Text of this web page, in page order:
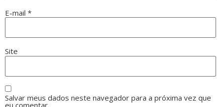
E-mail *
Site
Salvar meus dados neste navegador para a próxima vez que
eu comentar.